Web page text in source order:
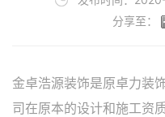
分享至：
金卓浩源装饰是原卓力装
司在原本的设计和施工资